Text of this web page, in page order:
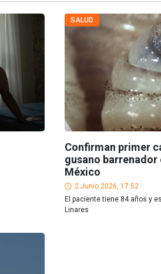
SALUD
Confirman primer
gusano barrenador
México
2 Junio 2026, 17:52
El paciente tiene 84 años y
Linares